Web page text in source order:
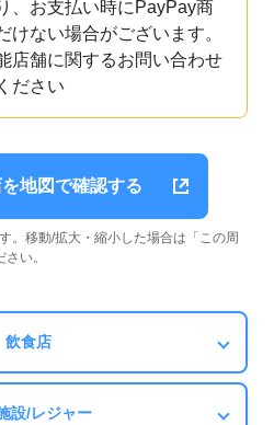
、お支払い時にPayPay商
けない場合がございます。
店舗に関するお問い合わせ
ださい
地図で確認する
。移動/拡大・縮小した場合は「この周
い。
飲食店
設/レジャー